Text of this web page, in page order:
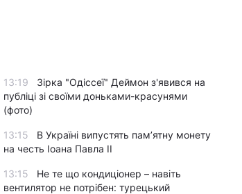
13:19
Зірка "Одіссеї" Деймон з'явився на
публіці зі своїми доньками-красунями
(фото)
13:15
В Україні випустять пам’ятну монету
на честь Іоана Павла II
13:15
Не те що кондиціонер – навіть
вентилятор не потрібен: турецький